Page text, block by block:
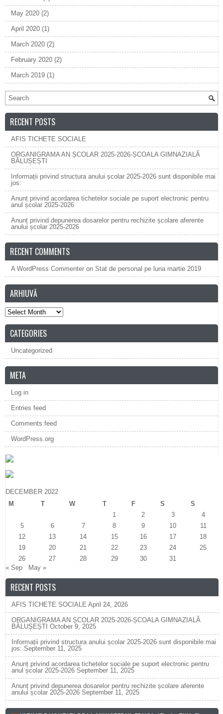
May 2020 (2)
April 2020 (1)
March 2020 (2)
February 2020 (2)
March 2019 (1)
RECENT POSTS
AFIS TICHETE SOCIALE
ORGANIGRAMA AN ȘCOLAR 2025-2026-ȘCOALA GIMNAZIALĂ
BĂLUȘEȘTI
Informații privind structura anului școlar 2025-2026 sunt disponibile mai
jos:
Anunț privind acordarea tichetelor sociale pe suport electronic pentru
anul școlar 2025-2026
Anunț privind depunerea dosarelor pentru rechizite școlare aferente
anului școlar 2025-2026
RECENT COMMENTS
A WordPress Commenter on Stat de personal pe luna martie 2019
ARHIUVĂ
Arhiuvă
CATEGORIES
Uncategorized
META
Log in
Entries feed
Comments feed
WordPress.org
DECEMBER 2022
M
T W T F S
S
1
2 3
4
5
6 7 8 9 10
11
12
13 14 15 16 17
18
19
20 21 22 23 24
25
26
27 28 29 30
31
« Sep
May »
RECENT POSTS
AFIS TICHETE SOCIALE April 24, 2026
ORGANIGRAMA AN ȘCOLAR 2025-2026-ȘCOALA GIMNAZIALĂ
BĂLUȘEȘTI October 9, 2025
Informații privind structura anului școlar 2025-2026 sunt disponibile mai
jos: September 11, 2025
Anunț privind acordarea tichetelor sociale pe suport electronic pentru
anul școlar 2025-2026 September 11, 2025
Anunț privind depunerea dosarelor pentru rechizite școlare aferente
anului școlar 2025-2026 September 11, 2025